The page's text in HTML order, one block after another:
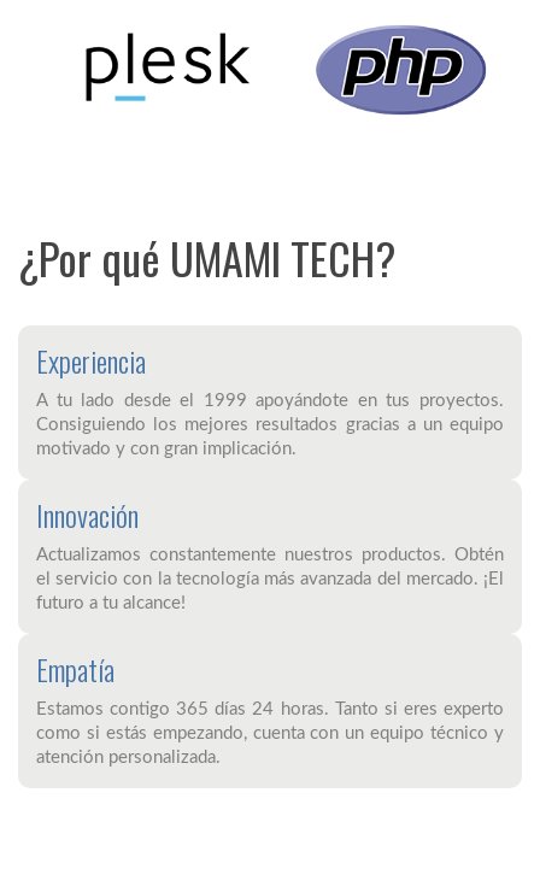
¿Por qué UMAMI TECH?
Experiencia
A tu lado desde el 1999 apoyándote en tus proyectos.
Consiguiendo los mejores resultados gracias a un equipo
motivado y con gran implicación.
Innovación
Actualizamos constantemente nuestros productos. Obtén
el servicio con la tecnología más avanzada del mercado. ¡El
futuro a tu alcance!
Empatía
Estamos contigo 365 días 24 horas. Tanto si eres experto
como si estás empezando, cuenta con un equipo técnico y
atención personalizada.